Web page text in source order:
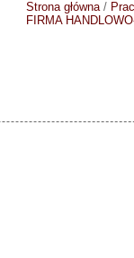
Strona główna/
FIRMA